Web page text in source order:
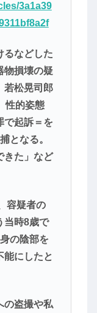
3a1a39
るなどした
物損壊の疑
若松晃司郎
性的姿態
で起訴＝を
となる。
きた」など
容疑者の
当時8歳で
の陰部を
能にしたと
の盗撮や私